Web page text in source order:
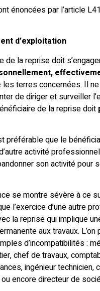
énoncées par l’article
d’exploitation
de la reprise doit
les terres concernées. Il
de diriger et surveiller
de la reprise doit
préférable que le
activité
son activité pour
se montre sévère à ce
l’exercice d’une autre
la reprise qui implique
aux travaux. L’on
d’incompatibilités :
chef de travaux,
ingénieur technicien,
ou encore directeur de